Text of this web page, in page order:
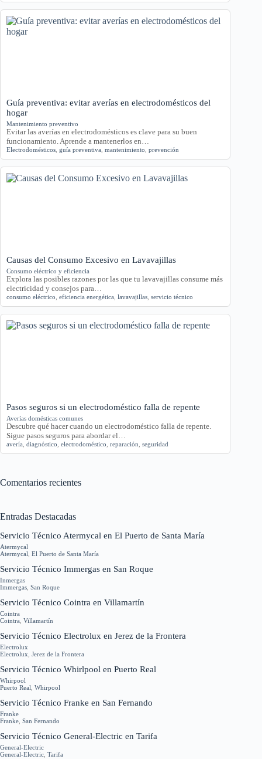
Guía preventiva: evitar averías en electrodomésticos del
hogar
Mantenimiento preventivo
Evitar las averías en electrodomésticos es clave para su buen
funcionamiento. Aprende a mantenerlos en…
Electrodomésticos guía preventiva mantenimiento prevención
Causas del Consumo Excesivo en Lavavajillas
Consumo eléctrico y eficiencia
Explora las posibles razones por las que tu lavavajillas consume más
electricidad y consejos para…
consumo eléctrico eficiencia energética lavavajillas servicio técnico
Pasos seguros si un electrodoméstico falla de repente
Averías domésticas comunes
Descubre qué hacer cuando un electrodoméstico falla de repente.
Sigue pasos seguros para abordar el…
avería diagnóstico electrodoméstico reparación seguridad
Comentarios recientes
Entradas Destacadas
Servicio Técnico Atermycal en El Puerto de Santa María
Atermycal
Atermycal El Puerto de Santa María
Servicio Técnico Immergas en San Roque
Inmergas
Immergas San Roque
Servicio Técnico Cointra en Villamartín
Cointra
Cointra Villamartín
Servicio Técnico Electrolux en Jerez de la Frontera
Electrolux
Electrolux Jerez de la Frontera
Servicio Técnico Whirlpool en Puerto Real
Whirpool
Puerto Real Whirpool
Servicio Técnico Franke en San Fernando
Franke
Franke San Fernando
Servicio Técnico General-Electric en Tarifa
General-Electric
General-Electric Tarifa